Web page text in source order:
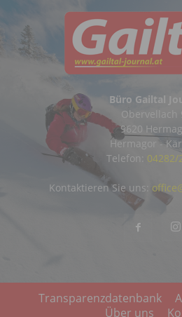
Büro Gailtal
Obervellach
9620
Hermagor -
Telefon: 04282/
Kontaktieren Sie uns:
Transparenzdatenbank
Über uns